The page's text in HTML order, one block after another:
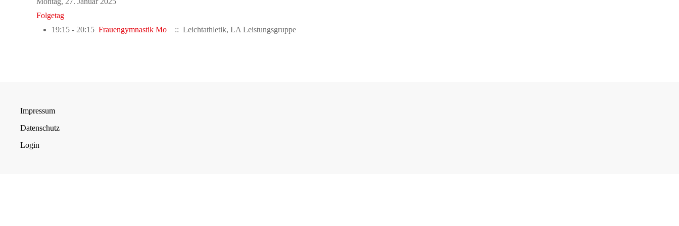
Folgetag
19:15 - 20:15 Frauengymnastik Mo :: Leichtathletik, LA Leistungsgruppe
Impressum
Datenschutz
Login